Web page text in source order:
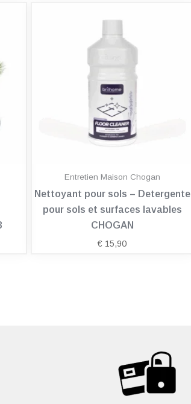
Entretien Maison Chogan
Nettoyant pour sols – Detergente
pour sols et surfaces lavables
CHOGAN
€ 15,90